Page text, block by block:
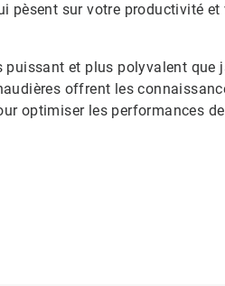
pèsent sur votre productivité
et plus polyvalent que
offrent les
optimiser les performances